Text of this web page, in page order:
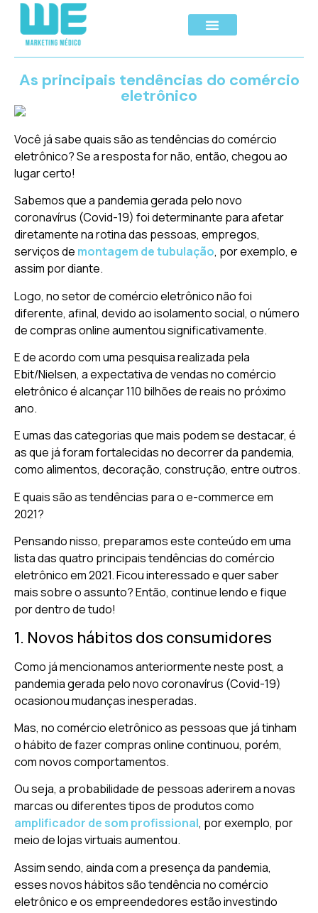
As principais tendências do comércio
eletrônico
Você já sabe quais são as tendências do comércio
eletrônico? Se a resposta for não, então, chegou ao
lugar certo!
Sabemos que a pandemia gerada pelo novo
coronavírus (Covid-19) foi determinante para afetar
diretamente na rotina das pessoas, empregos,
serviços de montagem de tubulação, por exemplo, e
assim por diante.
Logo, no setor de comércio eletrônico não foi
diferente, afinal, devido ao isolamento social, o número
de compras online aumentou significativamente.
E de acordo com uma pesquisa realizada pela
Ebit/Nielsen, a expectativa de vendas no comércio
eletrônico é alcançar 110 bilhões de reais no próximo
ano.
E umas das categorias que mais podem se destacar, é
as que já foram fortalecidas no decorrer da pandemia,
como alimentos, decoração, construção, entre outros.
E quais são as tendências para o e-commerce em
2021?
Pensando nisso, preparamos este conteúdo em uma
lista das quatro principais tendências do comércio
eletrônico em 2021. Ficou interessado e quer saber
mais sobre o assunto? Então, continue lendo e fique
por dentro de tudo!
1. Novos hábitos dos consumidores
Como já mencionamos anteriormente neste post, a
pandemia gerada pelo novo coronavírus (Covid-19)
ocasionou mudanças inesperadas.
Mas, no comércio eletrônico as pessoas que já tinham
o hábito de fazer compras online continuou, porém,
com novos comportamentos.
Ou seja, a probabilidade de pessoas aderirem a novas
marcas ou diferentes tipos de produtos como
amplificador de som profissional, por exemplo, por
meio de lojas virtuais aumentou.
Assim sendo, ainda com a presença da pandemia,
esses novos hábitos são tendência no comércio
eletrônico e os empreendedores estão investindo